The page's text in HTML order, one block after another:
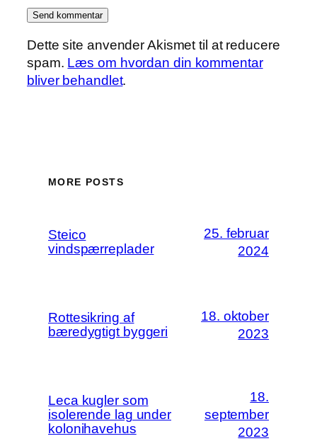
Dette site anvender Akismet til at reducere
spam. Læs om hvordan din kommentar
bliver behandlet.
MORE POSTS
Steico
vindspærreplader
25. februar
2024
Rottesikring af
bæredygtigt byggeri
18. oktober
2023
Leca kugler som
isolerende lag under
kolonihavehus
18.
september
2023